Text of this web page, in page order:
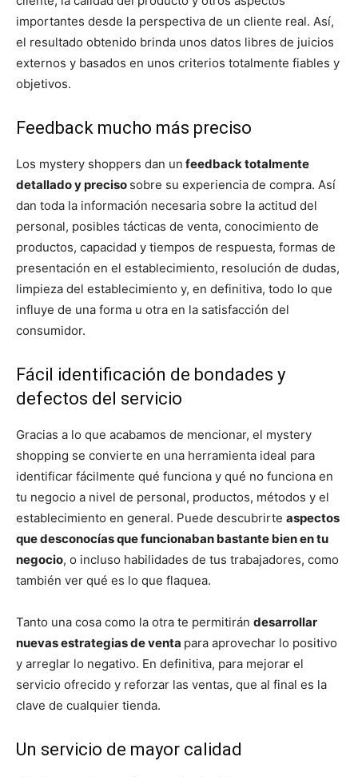
importantes desde la perspectiva de un cliente real. Así,
el resultado obtenido brinda unos datos libres de juicios
externos y basados en unos criterios totalmente fiables y
objetivos.
Feedback mucho más preciso
Los mystery shoppers dan un feedback totalmente
detallado y preciso sobre su experiencia de compra. Así
dan toda la información necesaria sobre la actitud del
personal, posibles tácticas de venta, conocimiento de
productos, capacidad y tiempos de respuesta, formas de
presentación en el establecimiento, resolución de dudas,
limpieza del establecimiento y, en definitiva, todo lo que
influye de una forma u otra en la satisfacción del
consumidor.
Fácil identificación de bondades y
defectos del servicio
Gracias a lo que acabamos de mencionar, el mystery
shopping se convierte en una herramienta ideal para
identificar fácilmente qué funciona y qué no funciona en
tu negocio a nivel de personal, productos, métodos y el
establecimiento en general. Puede descubrirte aspectos
que desconocías que funcionaban bastante bien en tu
negocio, o incluso habilidades de tus trabajadores, como
también ver qué es lo que flaquea.
Tanto una cosa como la otra te permitirán desarrollar
nuevas estrategias de venta para aprovechar lo positivo
y arreglar lo negativo. En definitiva, para mejorar el
servicio ofrecido y reforzar las ventas, que al final es la
clave de cualquier tienda.
Un servicio de mayor calidad